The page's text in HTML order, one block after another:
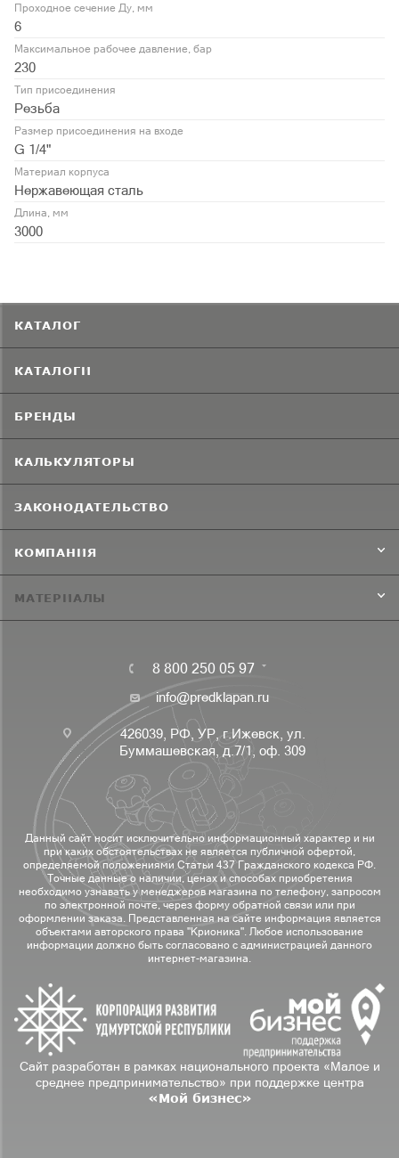
Проходное сечение Ду, мм
6
Максимальное рабочее давление, бар
230
Тип присоединения
Резьба
Размер присоединения на входе
G 1/4"
Материал корпуса
Нержавеющая сталь
Длина, мм
3000
КАТАЛОГ
КАТАЛОГИ
БРЕНДЫ
КАЛЬКУЛЯТОРЫ
ЗАКОНОДАТЕЛЬСТВО
КОМПАНИЯ
МАТЕРИАЛЫ
8 800 250 05 97
info@predklapan.ru
426039, РФ, УР, г.Ижевск, ул.
Буммашевская, д.7/1, оф. 309
Данный сайт носит исключительно информационный характер и ни
при каких обстоятельствах не является публичной офертой,
определяемой положениями Статьи 437 Гражданского кодекса РФ.
Точные данные о наличии, ценах и способах приобретения
необходимо узнавать у менеджеров магазина по телефону, запросом
по электронной почте, через форму обратной связи или при
оформлении заказа. Представленная на сайте информация является
объектами авторского права "Крионика". Любое использование
информации должно быть согласовано с администрацией данного
интернет-магазина.
Сайт разработан в рамках национального проекта «Малое и
среднее предпринимательство» при поддержке центра
«Мой бизнес»